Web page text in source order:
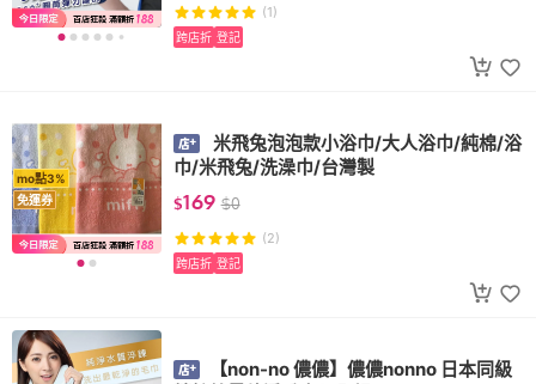
(1)
跨店折 登記
mo點3%
免運券
米飛兔泡泡款小浴巾/大人浴巾/純棉/浴
巾/米飛兔/洗澡巾/台灣製
$169 $0
(2)
跨店折 登記
【non-no 儂儂】儂儂nonno 日本同級